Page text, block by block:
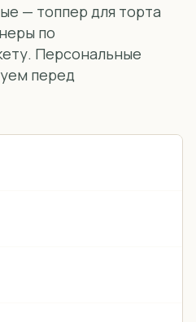
— топпер для торта
по
Персональные
перед